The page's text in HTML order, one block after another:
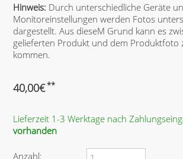
Hinweis: Durch unterschiedliche Geräte
Monitoreinstellungen werden Fotos
dargestellt. Aus dieseM Grund kann es
gelieferten Produkt und dem Produktfoto
kommen.
40,00€**
Lieferzeit 1-3 Werktage nach
vorhanden
Anzahl: